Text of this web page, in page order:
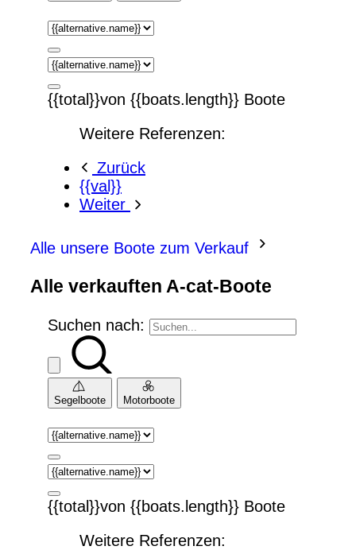
{{total}}von {{boats.length}} Boote
Weitere Referenzen:
Zurück
{{val}}
Weiter
Alle unsere Boote zum Verkauf
Alle verkauften A-cat-Boote
Suchen nach:
Segelboote Motorboote
{{total}}von {{boats.length}} Boote
Weitere Referenzen: